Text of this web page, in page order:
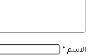
الاسم *